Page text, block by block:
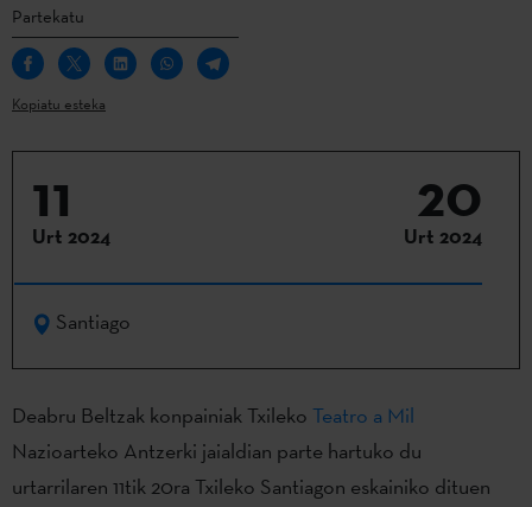
Partekatu
Kopiatu esteka
11
Urt 2024
20
Urt 2024
Santiago
Deabru Beltzak konpainiak Txileko Teatro a Mil
Nazioarteko Antzerki jaialdian parte hartuko du
urtarrilaren 11tik 20ra Txileko Santiagon eskainiko dituen